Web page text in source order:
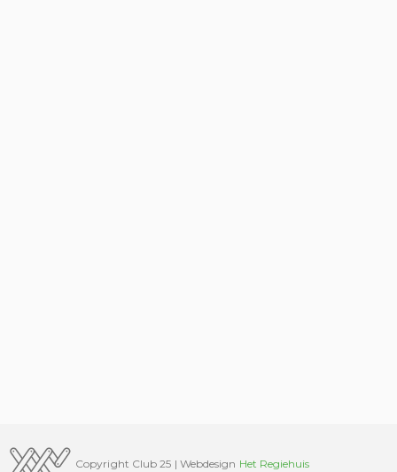
Copyright Club 25 | Webdesign Het Regiehuis